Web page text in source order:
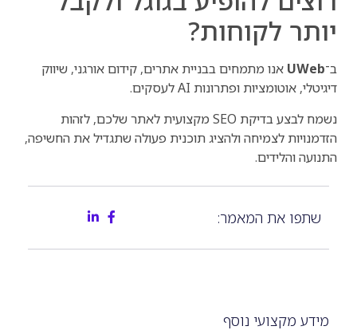
יותר לקוחות?
ב־UWeb אנו מתמחים בבניית אתרים, קידום אורגני, שיווק
דיגיטלי, אוטומציות ופתרונות AI לעסקים.
נשמח לבצע בדיקת SEO מקצועית לאתר שלכם, לזהות
הזדמנויות לצמיחה ולהציג תוכנית פעולה שתגדיל את החשיפה,
התנועה והלידים.
שתפו את המאמר:
מידע מקצועי נוסף